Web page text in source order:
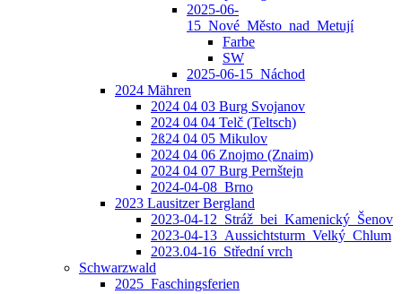
2025-06-
15_Nové_Město_nad_Metují
Farbe
SW
2025-06-15_Náchod
2024 Mähren
2024 04 03 Burg Svojanov
2024 04 04 Telč (Teltsch)
2ß24 04 05 Mikulov
2024 04 06 Znojmo (Znaim)
2024 04 07 Burg Pernštejn
2024-04-08_Brno
2023 Lausitzer Bergland
2023-04-12_Stráž_bei_Kamenický_Šenov
2023-04-13_Aussichtsturm_Velký_Chlum
2023.04-16_Střední vrch
Schwarzwald
2025_Faschingsferien